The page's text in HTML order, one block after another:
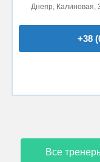
Днепр, Калиновая,
+38
Все